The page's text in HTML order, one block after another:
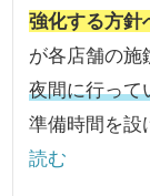
強化する方針
が各店舗の施
夜間に行って
準備時間を設
読む